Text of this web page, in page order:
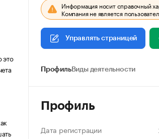
это
Информация носит справочный
Компания не является
Управлять страницей
ПрофильВиды деятельности
Профиль
Дата регистрации